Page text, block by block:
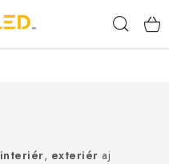
interiér, exteriér aj